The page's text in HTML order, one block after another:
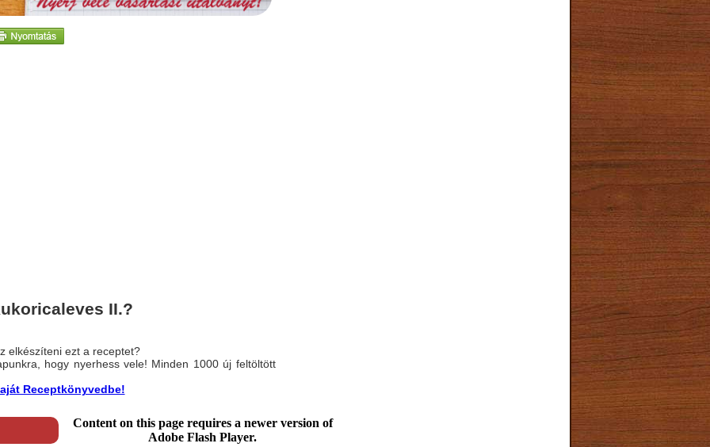
II.?
elkészíteni ezt a receptet?
hogy nyerhess vele! Minden 1000 új feltöltött
Receptkönyvedbe!
Content on this page requires a newer version of
Adobe Flash Player.